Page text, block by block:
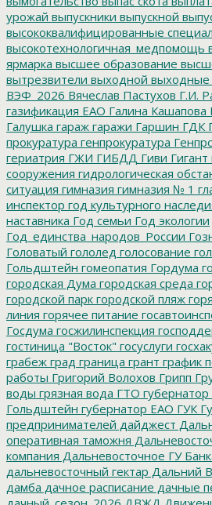
урожай выпускники выпускной
высококвалифицированные
высокотехнологичная_медпомощь
ярмарка высшее образование
вытрезвители выходной выходные
ВЭФ_2026 Вячеслав Пастухов Г.И.
газификация ЕАО Галина Кашапова
Галушка гараж гаражи Гаршин ГДК
прокуратура генпрокуратура
гериатрия ГЖИ ГИБДД Гиви Гигант
сооружения гидрологическая
ситуация гимназия гимназия № 1
инспектор год культурного
наставника Год семьи Год экологии
Год_единства_народов_России
Головатый гололед голосование
Гольдштейн гомеопатия Гордума
городская Дума городская среда
городской парк городской пляж
линия горячее питание
Госдума госжилинспекция
гостиница "Восток" госуслуги
грабеж град граница грант график
работы Григорий Волохов Грипп
воды грязная вода ГТО губернатор
Гольдштейн губернатор ЕАО ГУК
предпринимателей дайджест
оперативная таможня
компания Дальневосточное ГУ
дальневосточный гектар Дальний
дамба дачное расписание дачные